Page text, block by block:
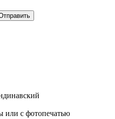
с фотопечатью